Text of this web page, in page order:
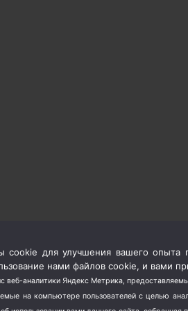
для улучшения вашего опыта
нами файлов cookie, и вами
веб-аналитики Яндекс Метрика,
на компьютере пользователей с целью